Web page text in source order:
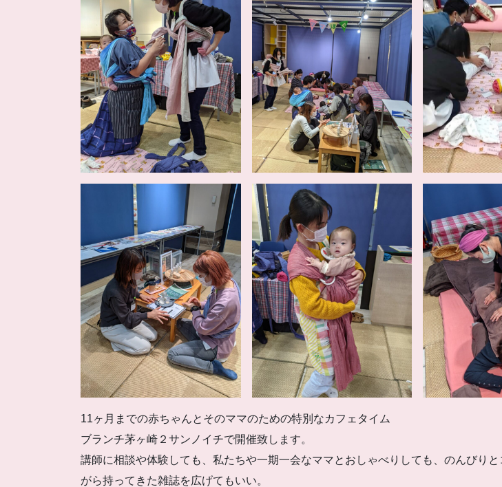
11ヶ月までの赤ちゃんとそのママのための特別なカフェタイム
ブランチ茅ヶ崎２サンノイチで開催致します。
講師に相談や体験しても、私たちや一期一会なママとおしゃべりしても、のんびり
がら持ってきた雑誌を広げてもいい。